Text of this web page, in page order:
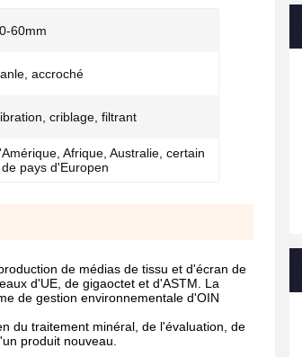
60mm
accroché
criblage, filtrant
Afrique, Australie, certain
pays d'Europen
de médias de tissu et d'écran de
d'UE, de gigaoctet et d'ASTM. La
de gestion environnementale d'OIN
du traitement minéral, de l'évaluation, de
produit nouveau.